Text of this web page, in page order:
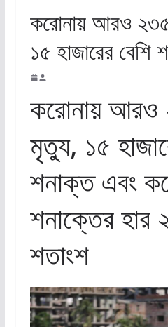
করোনায় আরও
১৫ হাজারের বেশি
করোনায় আরও
মৃত্যু, ১৫
শনাক্ত এবং
শনাক্তের হার
শতাংশ